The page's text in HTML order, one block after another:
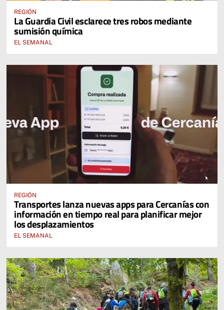
REGIÓN
La Guardia Civil esclarece tres robos mediante
sumisión química
EL SEMANAL
REGIÓN
Transportes lanza nuevas apps para Cercanías con
información en tiempo real para planificar mejor
los desplazamientos
EL SEMANAL